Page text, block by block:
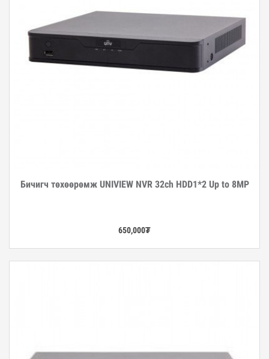
Дэлгэрэнгүй
Бичигч төхөөрөмж UNIVIEW NVR 32ch HDD1*2 Up to 8MP
650,000₮